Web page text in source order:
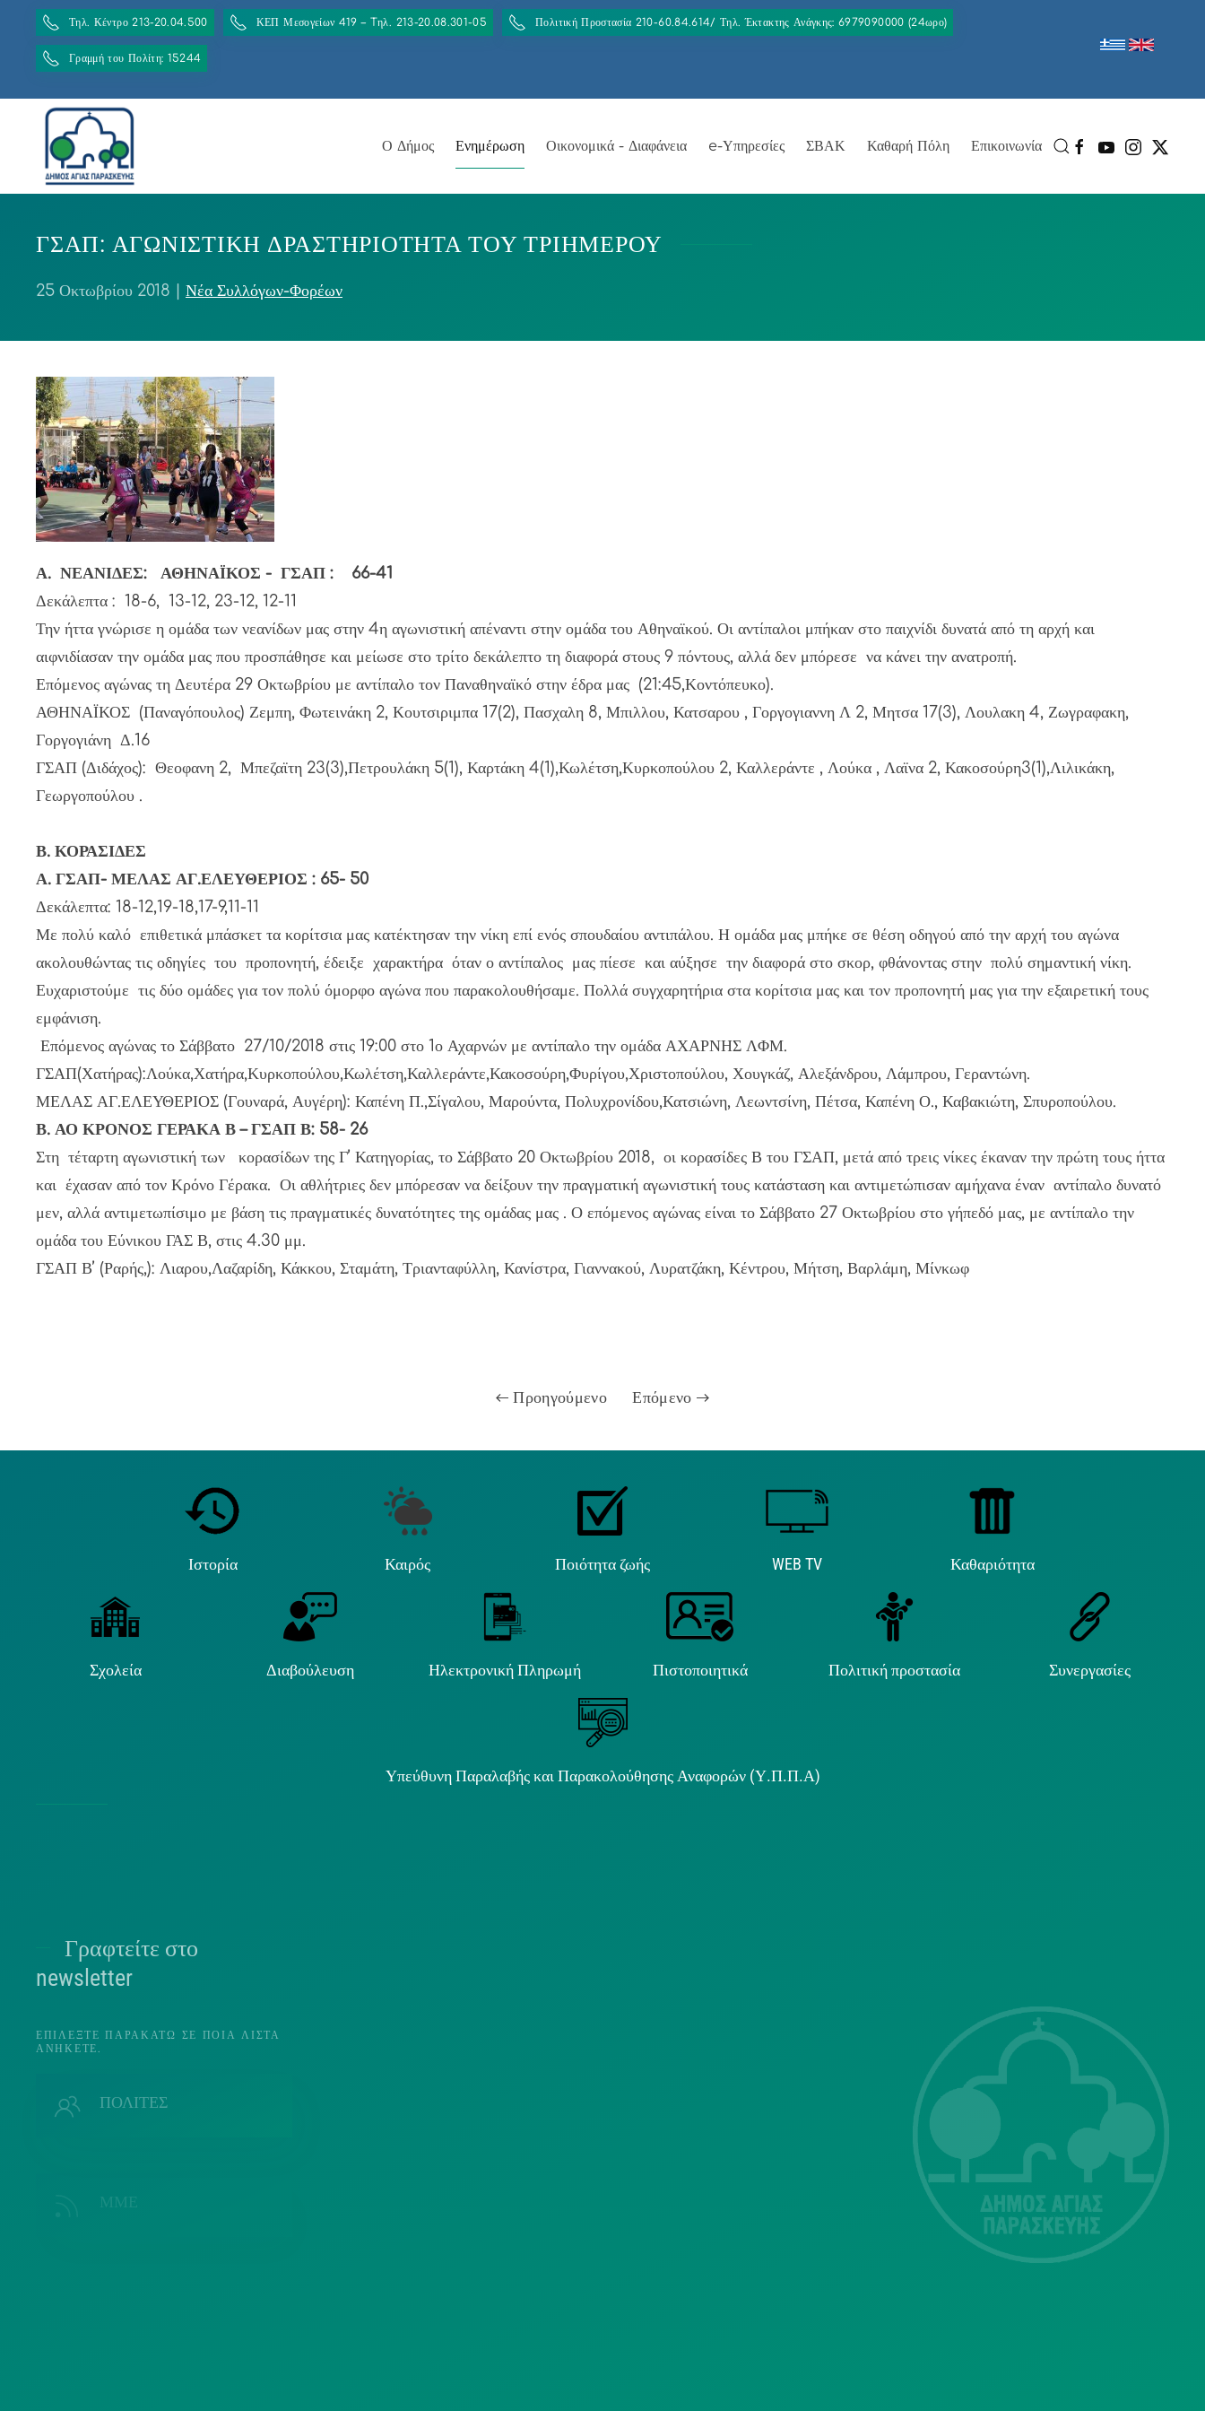
Τηλ. Κέντρο 213-20.04.500 ΚΕΠ Μεσογείων 419 – Tηλ. 213-20.08.301-05 Πολιτική Προστασία 210-60.84.614/ Τηλ. Έκτακτης Ανάγκης: 6979090000 (24ωρο)
Γραμμή του Πολίτη: 15244
Ο Δήμος Ενημέρωση Οικονομικά - Διαφάνεια e-Υπηρεσίες ΣΒΑΚ Καθαρή Πόλη Επικοινωνία
ΓΣΑΠ: ΑΓΩΝΙΣΤΙΚΗ ΔΡΑΣΤΗΡΙΟΤΗΤΑ ΤΟΥ ΤΡΙΗΜΕΡΟΥ
25 Οκτωβρίου 2018 Νέα Συλλόγων-Φορέων
Α. ΝΕΑΝΙΔΕΣ: ΑΘΗΝΑΪΚΟΣ - ΓΣΑΠ : 66-41
Δεκάλεπτα : 18-6, 13-12, 23-12, 12-11
Την ήττα γνώρισε η ομάδα των νεανίδων μας στην 4η αγωνιστική απέναντι στην ομάδα του Αθηναϊκού. Οι αντίπαλοι μπήκαν στο παιχνίδι δυνατά από τη αρχή και
αιφνιδίασαν την ομάδα μας που προσπάθησε και μείωσε στο τρίτο δεκάλεπτο τη διαφορά στους 9 πόντους, αλλά δεν μπόρεσε να κάνει την ανατροπή.
Επόμενος αγώνας τη Δευτέρα 29 Οκτωβρίου με αντίπαλο τον Παναθηναϊκό στην έδρα μας (21:45,Κοντόπευκο).
ΑΘΗΝΑΪΚΟΣ (Παναγόπουλος) Ζεμπη, Φωτεινάκη 2, Κουτσιριμπα 17(2), Πασχαλη 8, Μπιλλου, Κατσαρου , Γοργογιαννη Λ 2, Μητσα 17(3), Λουλακη 4, Ζωγραφακη,
Γοργογιάνη Δ.16
ΓΣΑΠ (Διδάχος): Θεοφανη 2, Μπεζαϊτη 23(3),Πετρουλάκη 5(1), Καρτάκη 4(1),Κωλέτση,Κυρκοπούλου 2, Καλλεράντε , Λούκα , Λαϊνα 2, Κακοσούρη3(1),Λιλικάκη,
Γεωργοπούλου .
Β. ΚΟΡΑΣΙΔΕΣ
Α. ΓΣΑΠ- ΜΕΛΑΣ ΑΓ.ΕΛΕΥΘΕΡΙΟΣ : 65- 50
Δεκάλεπτα: 18-12,19-18,17-9,11-11
Με πολύ καλό επιθετικά μπάσκετ τα κορίτσια μας κατέκτησαν την νίκη επί ενός σπουδαίου αντιπάλου. Η ομάδα μας μπήκε σε θέση οδηγού από την αρχή του αγώνα
ακολουθώντας τις οδηγίες του προπονητή, έδειξε χαρακτήρα όταν ο αντίπαλος μας πίεσε και αύξησε την διαφορά στο σκορ, φθάνοντας στην πολύ σημαντική νίκη.
Ευχαριστούμε τις δύο ομάδες για τον πολύ όμορφο αγώνα που παρακολουθήσαμε. Πολλά συγχαρητήρια στα κορίτσια μας και τον προπονητή μας για την εξαιρετική τους
εμφάνιση.
Επόμενος αγώνας το Σάββατο 27/10/2018 στις 19:00 στο 1ο Αχαρνών με αντίπαλο την ομάδα ΑΧΑΡΝΗΣ ΛΦΜ.
ΓΣΑΠ(Χατήρας):Λούκα,Χατήρα,Κυρκοπούλου,Κωλέτση,Καλλεράντε,Κακοσούρη,Φυρίγου,Χριστοπούλου, Χουγκάζ, Αλεξάνδρου, Λάμπρου, Γεραντώνη.
ΜΕΛΑΣ ΑΓ.ΕΛΕΥΘΕΡΙΟΣ (Γουναρά, Αυγέρη): Καπένη Π.,Σίγαλου, Μαρούντα, Πολυχρονίδου,Κατσιώνη, Λεωντσίνη, Πέτσα, Καπένη Ο., Καβακιώτη, Σπυροπούλου.
Β. ΑΟ ΚΡΟΝΟΣ ΓΕΡΑΚΑ Β – ΓΣΑΠ Β: 58- 26
Στη τέταρτη αγωνιστική των κορασίδων της Γ’ Κατηγορίας, το Σάββατο 20 Οκτωβρίου 2018, οι κορασίδες Β του ΓΣΑΠ, μετά από τρεις νίκες έκαναν την πρώτη τους ήττα
και έχασαν από τον Κρόνο Γέρακα. Οι αθλήτριες δεν μπόρεσαν να δείξουν την πραγματική αγωνιστική τους κατάσταση και αντιμετώπισαν αμήχανα έναν αντίπαλο δυνατό
μεν, αλλά αντιμετωπίσιμο με βάση τις πραγματικές δυνατότητες της ομάδας μας . Ο επόμενος αγώνας είναι το Σάββατο 27 Οκτωβρίου στο γήπεδό μας, με αντίπαλο την
ομάδα του Εύνικου ΓΑΣ Β, στις 4.30 μμ.
ΓΣΑΠ Β’ (Ραρής,): Λιαρου,Λαζαρίδη, Κάκκου, Σταμάτη, Τριανταφύλλη, Κανίστρα, Γιαννακού, Λυρατζάκη, Κέντρου, Μήτση, Βαρλάμη, Μίνκωφ
Προηγούμενο Επόμενο
Ιστορία Καιρός Ποιότητα ζωής WEB TV Καθαριότητα
Σχολεία Διαβούλευση Ηλεκτρονική Πληρωμή Πιστοποιητικά Πολιτική προστασία Συνεργασίες
Υπεύθυνη Παραλαβής και Παρακολούθησης Αναφορών (Υ.Π.Π.Α)
Γραφτείτε στο
newsletter
ΕΠΙΛΈΞΤΕ ΠΑΡΑΚΆΤΩ ΣΕ ΠΟΙΑ ΛΊΣΤΑ
ΑΝΉΚΕΤΕ.
ΠΟΛΙΤΕΣ
ΜΜΕ
415-417
Τ.Κ.15343
Αγία Παρασκευή
213 2004500